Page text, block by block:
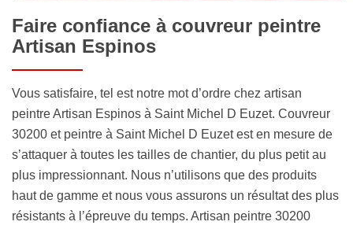
Faire confiance à couvreur peintre
Artisan Espinos
Vous satisfaire, tel est notre mot d’ordre chez artisan
peintre Artisan Espinos à Saint Michel D Euzet. Couvreur
30200 et peintre à Saint Michel D Euzet est en mesure de
s’attaquer à toutes les tailles de chantier, du plus petit au
plus impressionnant. Nous n’utilisons que des produits
haut de gamme et nous vous assurons un résultat des plus
résistants à l’épreuve du temps. Artisan peintre 30200